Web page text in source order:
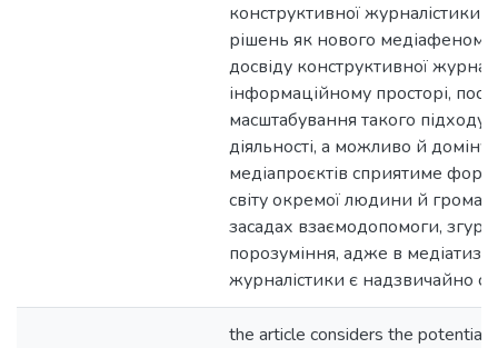
конструктивної журналістики
рішень як нового
досвіду конструктивної
інформаційному просторі,
масштабування такого підходу
діяльності, а можливо й
медіапроєктів сприятиме
світу окремої людини й
засадах взаємодопомоги,
порозуміння, адже в
журналістики є надзвичайно
the article considers the potential